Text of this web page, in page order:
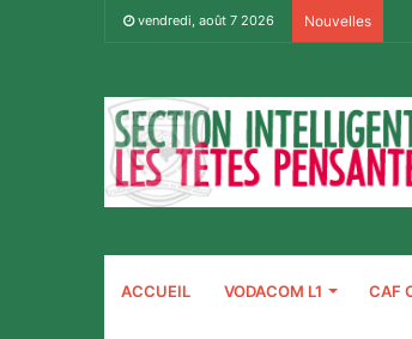
vendredi, août 7 2026 Nouvelles
ACCUEIL VODACOM L1 CAF